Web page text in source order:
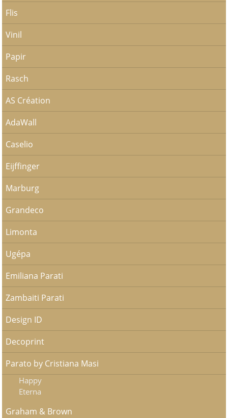
Flis
Vinil
Papir
Rasch
AS Création
AdaWall
Caselio
Eijffinger
Marburg
Grandeco
Limonta
Ugépa
Emiliana Parati
Zambaiti Parati
Design ID
Decoprint
Parato by Cristiana Masi
Happy
Eterna
Graham & Brown